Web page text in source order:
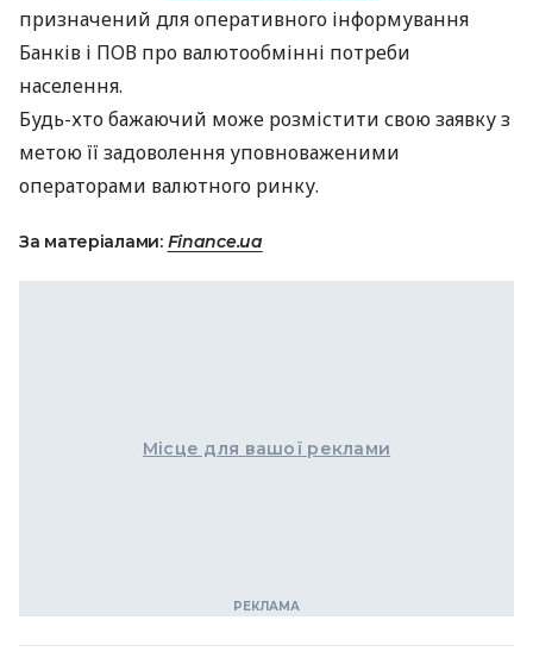
призначений для оперативного інформування
Банків і ПОВ про валютообмінні потреби
населення.
Будь-хто бажаючий може розмістити свою заявку з
метою її задоволення уповноваженими
операторами валютного ринку.
За матеріалами: Finance.ua
Місце для вашої реклами